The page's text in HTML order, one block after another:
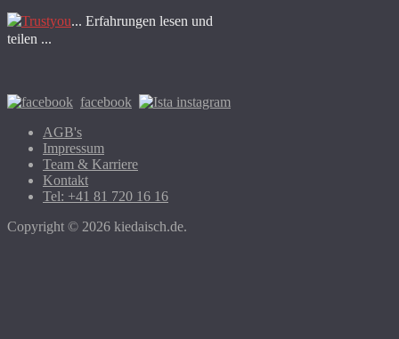
... Erfahrungen lesen und
teilen ...
facebook
instagram
AGB's
Impressum
Team & Karriere
Kontakt
Tel: +41 81 720 16 16
Copyright © 2026 kiedaisch.de.